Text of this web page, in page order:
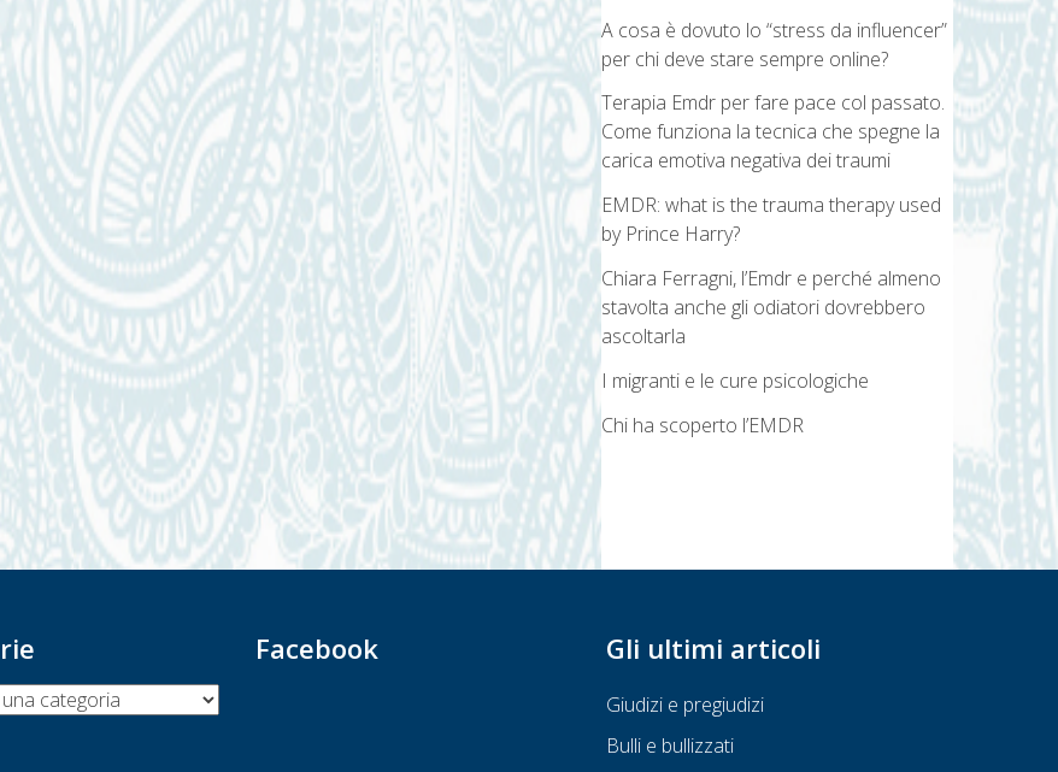
A cosa è dovuto lo “stress da influencer”
per chi deve stare sempre online?
Terapia Emdr per fare pace col passato.
Come funziona la tecnica che spegne la
carica emotiva negativa dei traumi
EMDR: what is the trauma therapy used
by Prince Harry?
Chiara Ferragni, l’Emdr e perché almeno
stavolta anche gli odiatori dovrebbero
ascoltarla
I migranti e le cure psicologiche
Chi ha scoperto l’EMDR
Facebook Gli ultimi articoli
Giudizi e pregiudizi
Bulli e bullizzati